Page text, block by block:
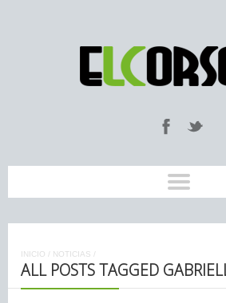
INICIO / NOTICIAS /
ALL POSTS TAGGED